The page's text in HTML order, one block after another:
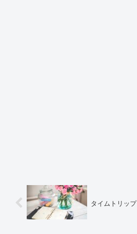
タイムトリップ